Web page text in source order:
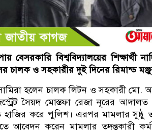
বেসরকারি বিশ্ববিদ্যালয়ের শিক্ষার্থী
চালক ও সহকারীর দুই দিনের রিমান্ড
হলেন চালক লিটন ও সহকারী মো.
সৈয়দ মোস্তফা রেজা নূরের
করে পুলিশ। এরপর মামলার সুষ্ঠু
আবেদন করেন মামলার তদন্তকারী